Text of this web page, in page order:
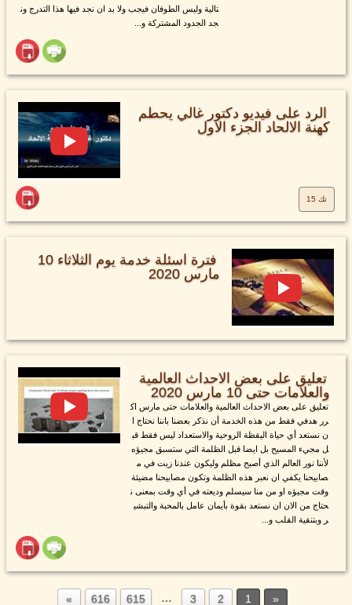
تالية وليس الطوفان فيجب ولا بد ان نجد فيها هذا التدرج ون
جد الجدود المشتركة و...
الرد على فيديو دكتور غالي يحطم
كهنة الالحاد الجزء الاول
تك 15
فترة اسئلة خدمة يوم الثلاثاء 10
مارس 2020
تعليق على بعض الاحداث العالمية
والعلامات حتى 10 مارس 2020
تعليق على بعض الاحداث العالمية والعلامات حتى مارس اك
رر هدفي فقط من هذه الخدمة أن نذكر بعضنا باننا نحتاج ا
ن نستعد أي حياة اليقظة الروحية والاستعداد ليس فقط قب
ل مجيء المسيح بل ايضا قبل الظلمة التي ستسبق مجيؤه
لأننا نور العالم الذي أصبح مظلم وليكون عندنا زيت في م
صابيحنا يكفي ان نعبر هذه الظلمة وتكون مصابيحنا مضيئة
وقت مجيؤه او من منا سيسلم وديعته في أي وقت بمعنى ن
حتاج من الان ان نستعد بقوة بأيمان عامل بالمحبة والتبشي
ر وبتنقية القلب و...
1
2
3
…
615
616